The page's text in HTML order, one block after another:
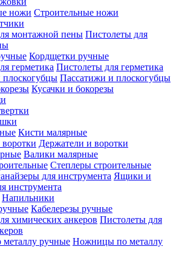
Строительные ножи
Пистолеты для
Кордщетки ручные
Пистолеты для герметика
Пассатижи и плоскогубцы
Кусачки и бокорезы
Кисти малярные
Держатели и воротки
Валики малярные
Степлеры строительные
Ящики и
инструмента
Напильники
Кабелерезы ручные
Пистолеты для
Ножницы по металлу